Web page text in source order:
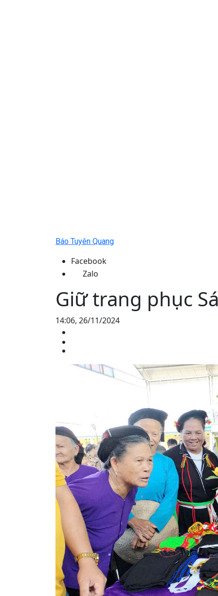
Báo Tuyên Quang
Facebook
Zalo
Giữ trang phục
14:06, 26/11/2024